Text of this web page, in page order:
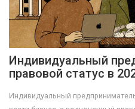
Индивидуальный
правовой статус в
Индивидуальный